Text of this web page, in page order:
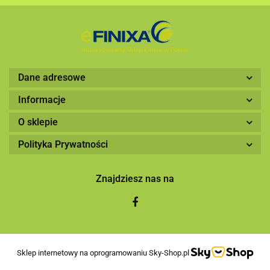
Dane adresowe
Informacje
O sklepie
Polityka Prywatności
Znajdziesz nas na
Sklep internetowy na oprogramowaniu Sky-Shop.pl